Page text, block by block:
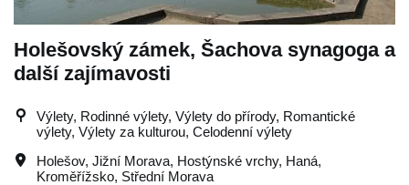
Holešovský zámek, Šachova synagoga a
další zajímavosti
Výlety, Rodinné výlety, Výlety do přírody, Romantické
výlety, Výlety za kulturou, Celodenní výlety
Holešov, Jižní Morava, Hostýnské vrchy, Haná,
Kroměřížsko, Střední Morava